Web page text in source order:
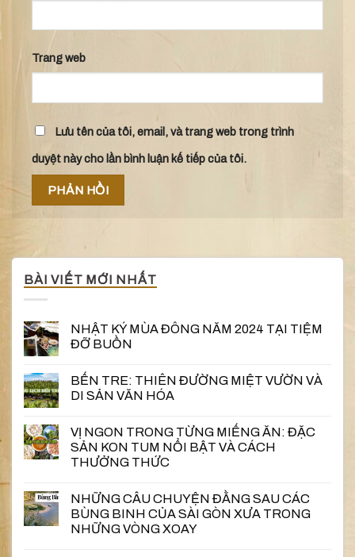
Trang web
Lưu tên của tôi, email, và trang web trong trình
duyệt này cho lần bình luận kế tiếp của tôi.
BÀI VIẾT MỚI NHẤT
NHẬT KÝ MÙA ĐÔNG NĂM 2024 TẠI TIỆM
ĐỠ BUỒN
BẾN TRE: THIÊN ĐƯỜNG MIỆT VƯỜN VÀ
DI SẢN VĂN HÓA
VỊ NGON TRONG TỪNG MIẾNG ĂN: ĐẶC
SẢN KON TUM NỔI BẬT VÀ CÁCH
THƯỞNG THỨC
NHỮNG CÂU CHUYỆN ĐẰNG SAU CÁC
BÙNG BINH CỦA SÀI GÒN XƯA TRONG
NHỮNG VÒNG XOAY